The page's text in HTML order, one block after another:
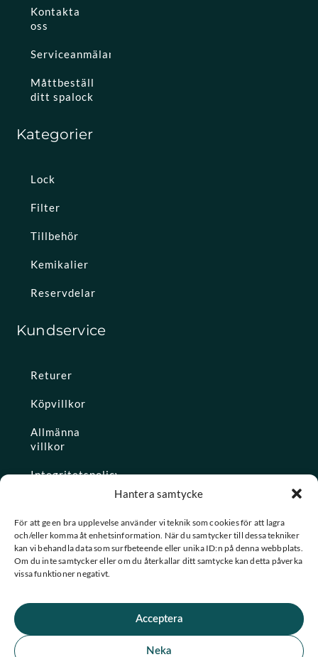
Hantera samtycke
För att ge en bra upplevelse använder vi teknik som cookies för att lagra
och/eller komma åt enhetsinformation. När du samtycker till dessa tekniker
kan vi behandla data som surfbeteende eller unika ID:n på denna webbplats.
Om du inte samtycker eller om du återkallar ditt samtycke kan detta påverka
vissa funktioner negativt.
Acceptera
Neka
Kontakta
oss
Serviceanmälan
Måttbeställ
ditt spalock
Kategorier
Lock
Filter
Tillbehör
Kemikalier
Reservdelar
Kundservice
Returer
Köpvillkor
Allmänna
villkor
Integritetspolicy
Konto
★ Trustpilot